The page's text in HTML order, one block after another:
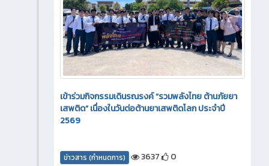
เข้าร่วมกิจกรรมเดินรณรงค์ “รวมพลังไทย ต้านภัยยา
เสพติด” เนื่องในวันต่อต้านยาเสพติดโลก ประจำปี
2569
ข่าวสาร (กำหนดการ) 3637 0